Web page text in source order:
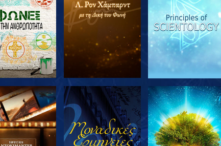
ΤΗ
ΣΕΙΡΑ
ΕΞΕΡΕΥΝΗΣΤΕ ΤΗ
ΣΕΙΡΑ
ΠΑΡΑΚΟΛΟΥΘΗΣΤΕ